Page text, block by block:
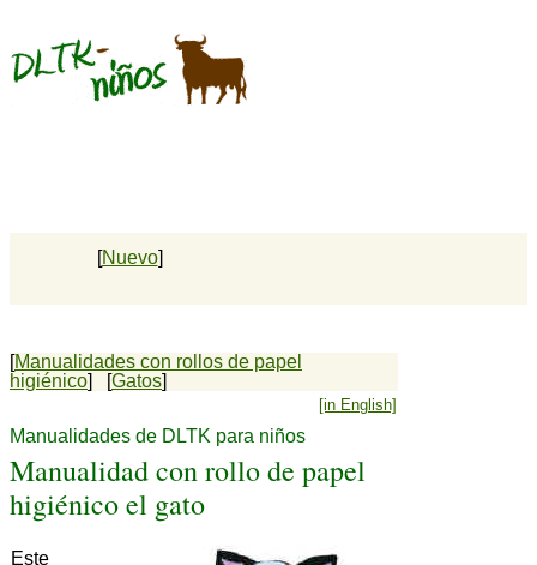
[Nuevo]
[Manualidades con rollos de papel
higiénico] [Gatos]
[in English]
Manualidades de DLTK para niños
Manualidad con rollo de papel
higiénico el gato
Este